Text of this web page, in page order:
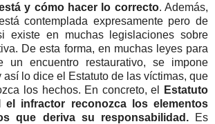
y cómo hacer lo correcto. Además,
contemplada expresamente pero de
existe en muchas legislaciones sobre
De esta forma, en muchas leyes para
un encuentro restaurativo, se impone
así lo dice el Estatuto de las víctimas, que
los hechos. En concreto, el
Estatuto
el infractor reconozca los elementos
que deriva su responsabilidad.Es